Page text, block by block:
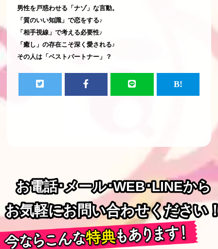
男性を戸惑わせる「ナゾ」な言動。
「質のいい知識」で恋をする♪
「相手視線」で考える必要性♪
「癒し」の存在こそ深く愛される♪
その人は「ベストパートナー」？
お電話･メール･WEB･LINEから
お電話･メール･WEB･LINEから
お気軽にお問い合わせください
お気軽にお問い合わせください